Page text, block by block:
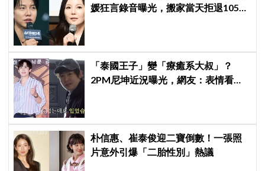
媛狂言錄音曝光，搬家當天拒退105億
「泰國王子」變「療癒系大叔」？
2PM尼坤近況曝光，網友：表情看起
朴信惠、崔泰俊迎二寶倒數！一張照
片意外引爆「二胎性別」熱議